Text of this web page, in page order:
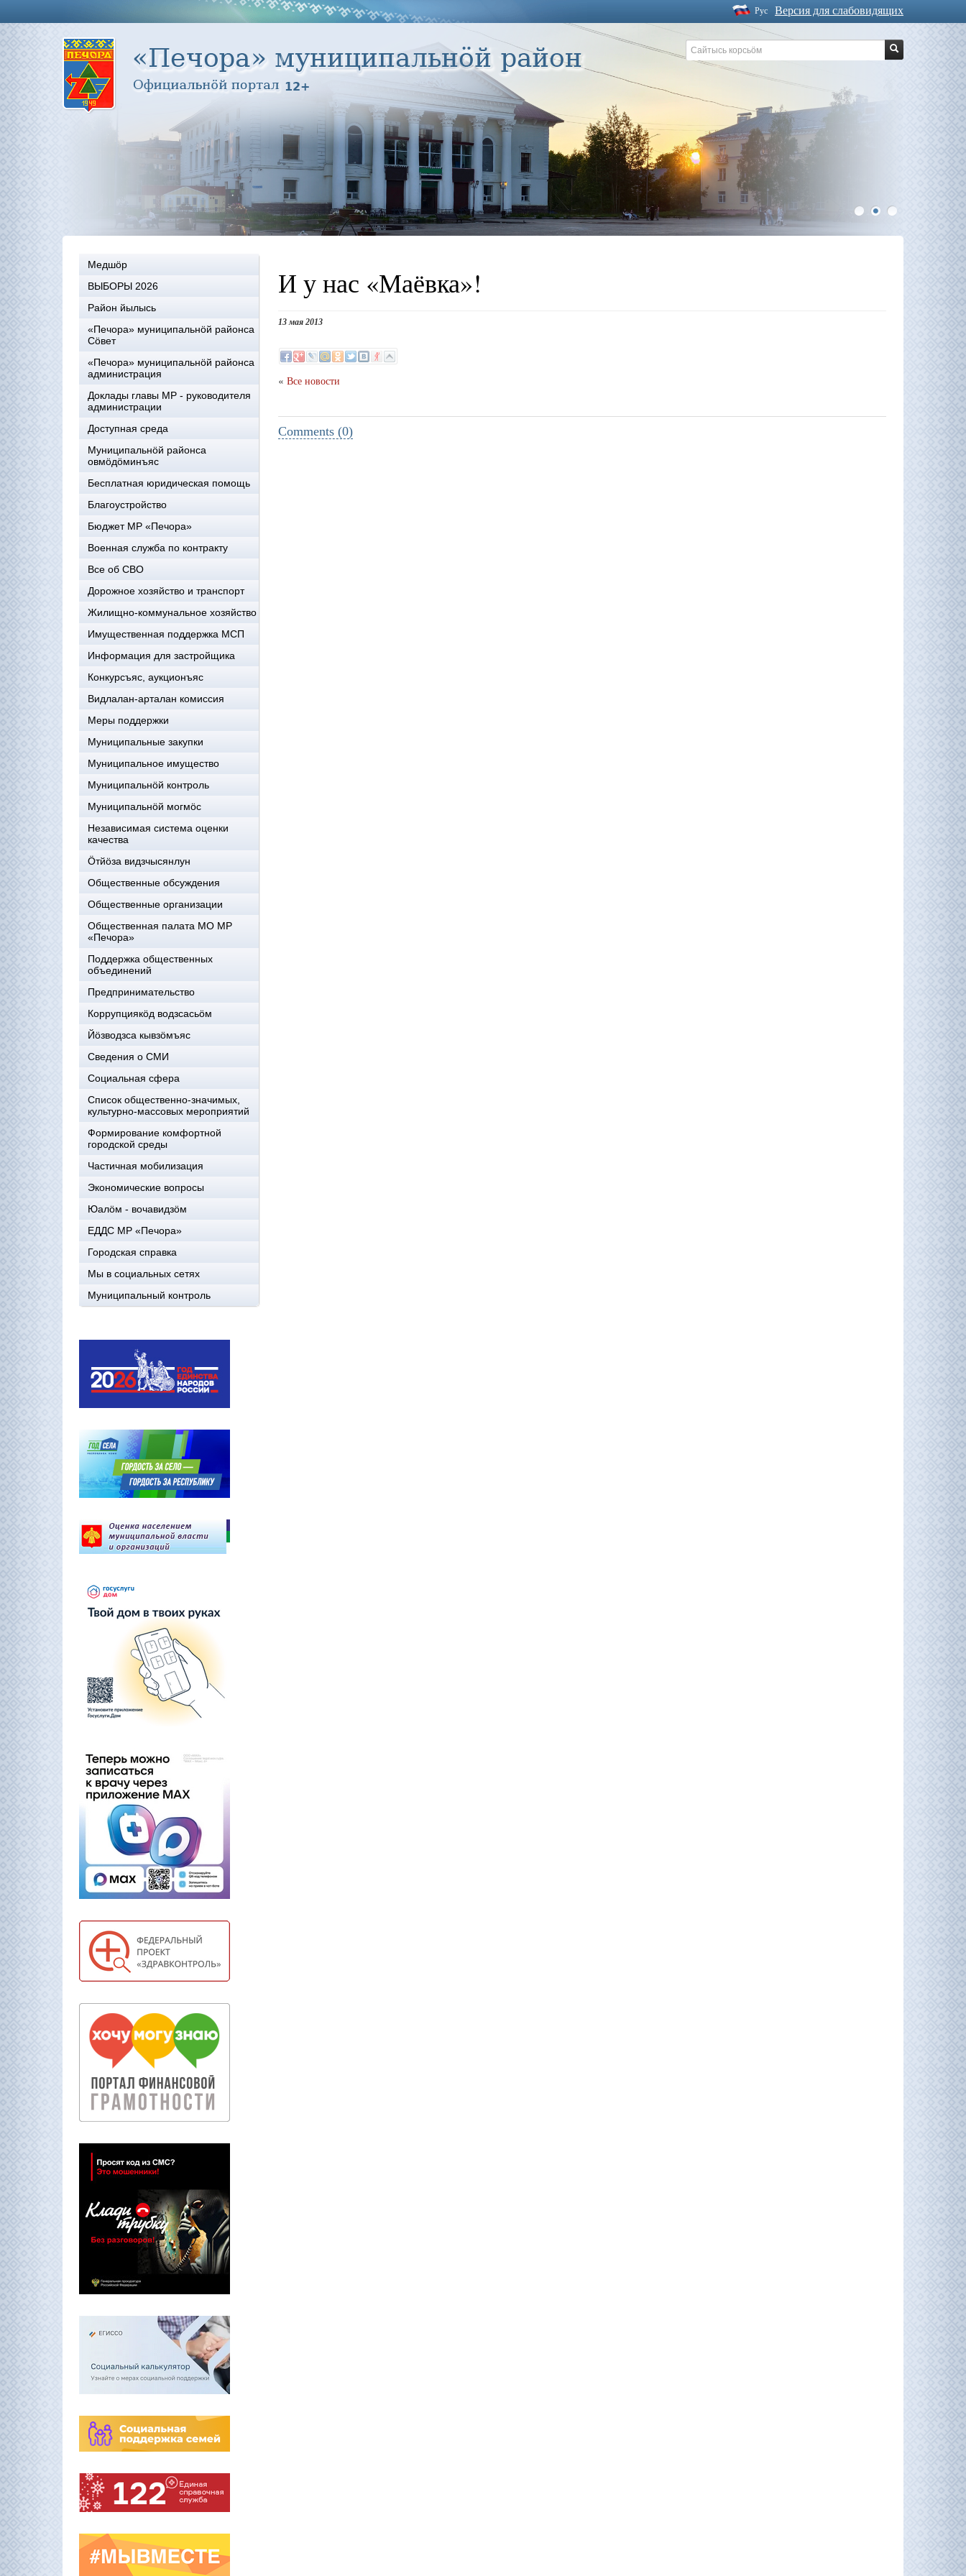
Версия для слабовидящих
Рус
1 2 3
Медшöр
ВЫБОРЫ 2026
Район йылысь
«Печора» муниципальнöй районса
Сöвет
«Печора» муниципальнöй районса
администрация
Доклады главы МР - руководителя
администрации
Доступная среда
Муниципальнöй районса
овмöдöминъяс
Бесплатная юридическая помощь
Благоустройство
Бюджет МР «Печора»
Военная служба по контракту
Все об СВО
Дорожное хозяйство и транспорт
Жилищно-коммунальное хозяйство
Имущественная поддержка МСП
Информация для застройщика
Конкурсъяс, аукционъяс
Видлалан-арталан комиссия
Меры поддержки
Муниципальные закупки
Муниципальное имущество
Муниципальнӧй контроль
Муниципальнöй могмöс
Независимая система оценки
качества
Öтйöза видзчысянлун
Общественные обсуждения
Общественные организации
Общественная палата МО МР
«Печора»
Поддержка общественных
объединений
Предпринимательство
Коррупциякöд водзсасьöм
Йöзводзса кывзöмъяс
Сведения о СМИ
Социальная сфера
Список общественно-значимых,
культурно-массовых мероприятий
Формирование комфортной
городской среды
Частичная мобилизация
Экономические вопросы
Юалӧм - вочавидзӧм
ЕДДС МР «Печора»
Городская справка
Мы в социальных сетях
Муниципальный контроль
И у нас «Маёвка»!
13 мая 2013
« Все новости
Comments (0)